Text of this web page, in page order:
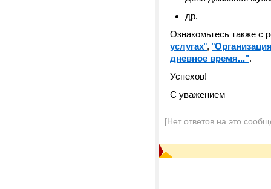
др.
Ознакомьтесь также с
услугах", "
дневное время...".
Успехов!
С уважением
[Нет ответов на это